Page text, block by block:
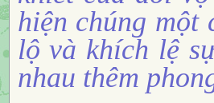
hiện chúng một
lộ và khích lệ
nhau thêm